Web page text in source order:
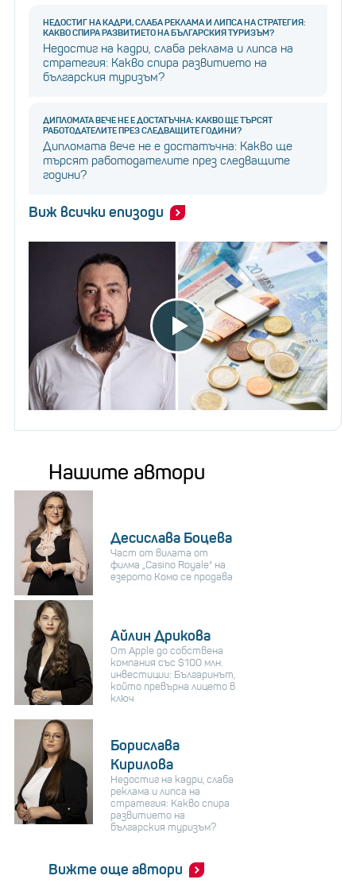
НЕДОСТИГ НА КАДРИ, СЛАБА РЕКЛАМА И ЛИПСА НА СТРАТЕГИЯ:
КАКВО СПИРА РАЗВИТИЕТО НА БЪЛГАРСКИЯ ТУРИЗЪМ?
Недостиг на кадри, слаба реклама и липса на
стратегия: Какво спира развитието на
българския туризъм?
ДИПЛОМАТА ВЕЧЕ НЕ Е ДОСТАТЪЧНА: КАКВО ЩЕ ТЪРСЯТ
РАБОТОДАТЕЛИТЕ ПРЕЗ СЛЕДВАЩИТЕ ГОДИНИ?
Дипломата вече не е достатъчна: Какво ще
търсят работодателите през следващите
години?
Виж всички епизоди
Нашите автори
Десислава Боцева
Част от вилата от
филма „Casino Royale“ на
езерото Комо се продава
Айлин Дрикова
От Apple до собствена
компания със $100 млн.
инвестиции: Българинът,
който превърна лицето в
ключ
Борислава
Кирилова
Недостиг на кадри, слаба
реклама и липса на
стратегия: Какво спира
развитието на
българския туризъм?
Вижте още автори